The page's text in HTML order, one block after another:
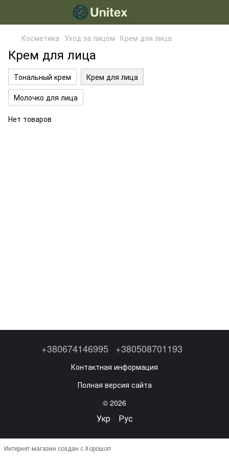
Косметика Уход за лицом Крем для лица
Крем для лица
Тональный крем
Крем для лица
Молочко для лица
Нет товаров
+380674146995 +380508701193
Контактная информация
Полная версия сайта
© 2026
Укр Рус
Интернет-магазин создан с Хорошоп